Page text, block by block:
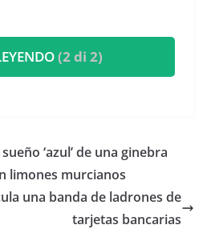
(2 di 2)
‘azul’ de una ginebra
limones murcianos
una banda de ladrones de
tarjetas bancarias